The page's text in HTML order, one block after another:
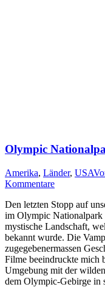
Olympic
Amerika, Länder, USA
Kommentare
Den letzten Stopp auf
im Olympic Nationalpark
mystische Landschaft,
bekannt wurde. Die
zugegebenermassen
Filme beeindruckte mich
Umgebung mit der
dem Olympic-Gebirge in